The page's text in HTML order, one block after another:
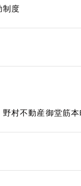
度
村不動産御堂筋本